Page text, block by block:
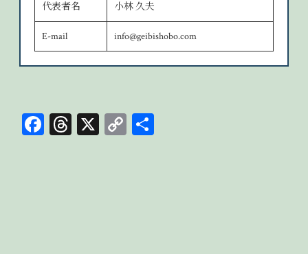
代表者名 小林 久夫
E-mail info@geibishobo.com
Fa T X C